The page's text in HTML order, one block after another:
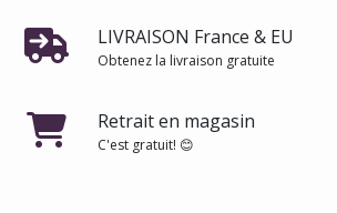
LIVRAISON France & EU
Obtenez la livraison gratuite
Retrait en magasin
C'est gratuit! 😊